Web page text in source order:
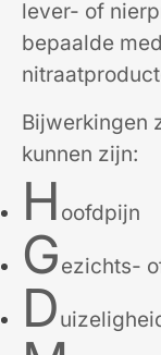
lever- of
bepaalde
Bijwerkingen
kunnen zijn:
H oofdpijn
Gezichts-
D